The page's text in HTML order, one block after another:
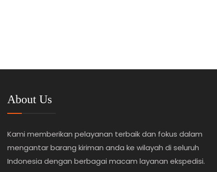
About Us
Kami memberikan pelayanan terbaik dan fokus dalam
mengantar barang kiriman anda ke wilayah di seluruh
Indonesia dengan berbagai macam layanan ekspedisi.